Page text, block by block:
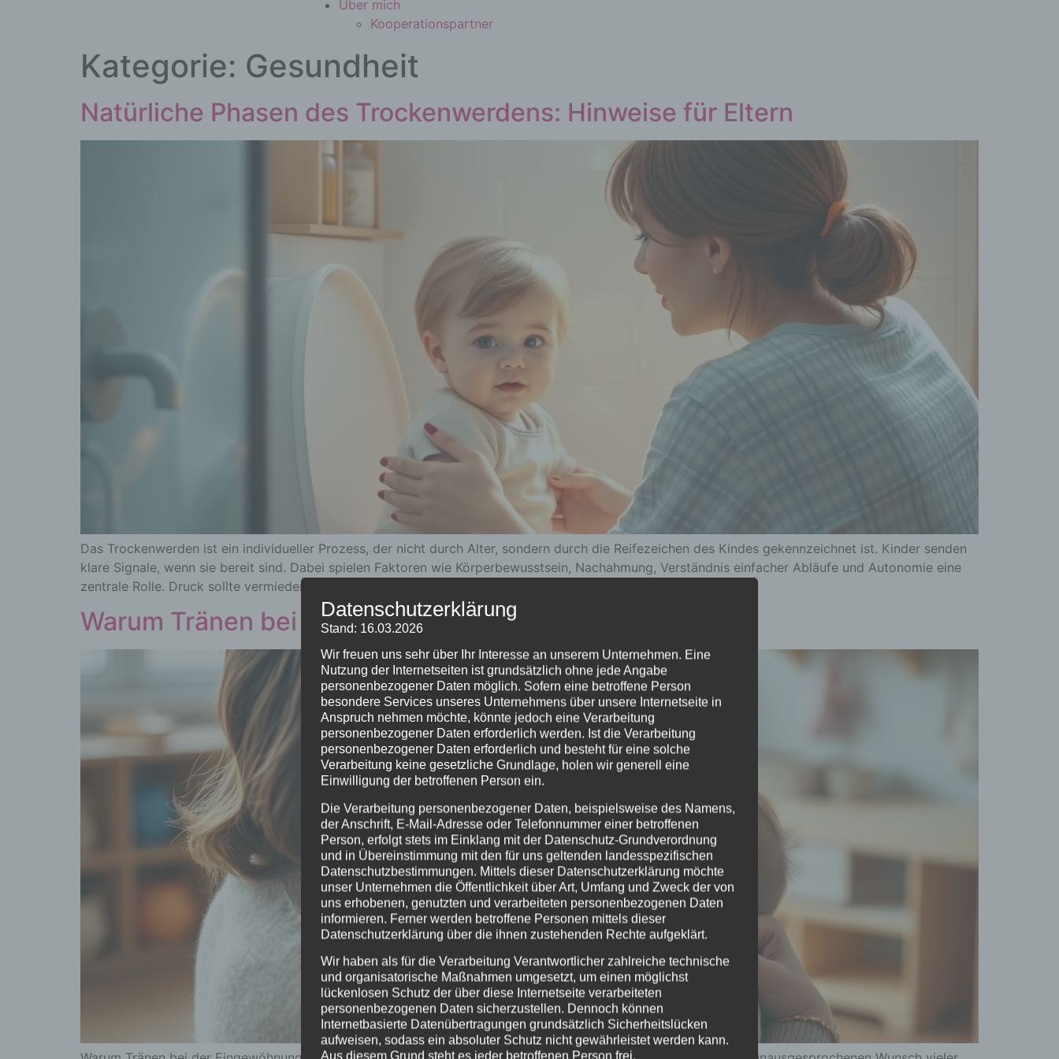
Über mich
Kooperationspartner
Kategorie: Gesundheit
Natürliche Phasen des Trockenwerdens: Hinweise für Eltern
Das Trockenwerden ist ein individueller Prozess, der nicht durch Alter, sondern durch die Reifezeichen des Kindes gekennzeichnet ist. Kinder senden
klare Signale, wenn sie bereit sind. Dabei spielen Faktoren wie Körperbewusstsein, Nachahmung, Verständnis einfacher Abläufe und Autonomie eine
zentrale Rolle. Druck sollte vermieden werden; Geduld ist entscheidend.
Warum Tränen bei der Eingewöhnung wichtig sind
Datenschutzerklärung
Stand: 16.03.2026
Wir freuen uns sehr über Ihr Interesse an unserem Unternehmen. Eine
Nutzung der Internetseiten ist grundsätzlich ohne jede Angabe
personenbezogener Daten möglich. Sofern eine betroffene Person
besondere Services unseres Unternehmens über unsere Internetseite in
Anspruch nehmen möchte, könnte jedoch eine Verarbeitung
personenbezogener Daten erforderlich werden. Ist die Verarbeitung
personenbezogener Daten erforderlich und besteht für eine solche
Verarbeitung keine gesetzliche Grundlage, holen wir generell eine
Einwilligung der betroffenen Person ein.
Die Verarbeitung personenbezogener Daten, beispielsweise des Namens,
der Anschrift, E-Mail-Adresse oder Telefonnummer einer betroffenen
Person, erfolgt stets im Einklang mit der Datenschutz-Grundverordnung
und in Übereinstimmung mit den für uns geltenden landesspezifischen
Datenschutzbestimmungen. Mittels dieser Datenschutzerklärung möchte
unser Unternehmen die Öffentlichkeit über Art, Umfang und Zweck der von
uns erhobenen, genutzten und verarbeiteten personenbezogenen Daten
informieren. Ferner werden betroffene Personen mittels dieser
Datenschutzerklärung über die ihnen zustehenden Rechte aufgeklärt.
Wir haben als für die Verarbeitung Verantwortlicher zahlreiche technische
und organisatorische Maßnahmen umgesetzt, um einen möglichst
lückenlosen Schutz der über diese Internetseite verarbeiteten
personenbezogenen Daten sicherzustellen. Dennoch können
Internetbasierte Datenübertragungen grundsätzlich Sicherheitslücken
aufweisen, sodass ein absoluter Schutz nicht gewährleistet werden kann.
Aus diesem Grund steht es jeder betroffenen Person frei,